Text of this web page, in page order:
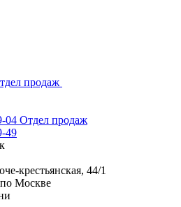
продаж
04 Отдел продаж
49
крестьянская, 44/1
Москве